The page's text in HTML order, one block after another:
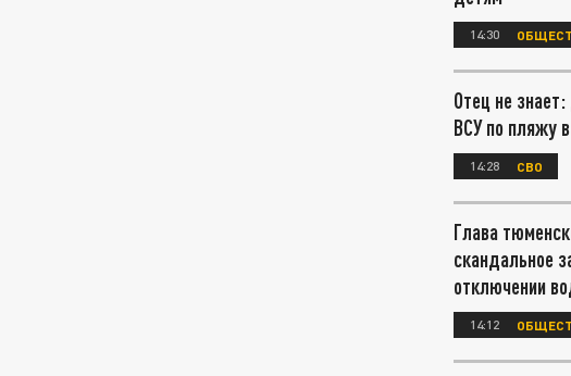
14:30
Отец не
ВСУ по пляжу
14:28 СВО
Глава
скандальное
отключении
14:12